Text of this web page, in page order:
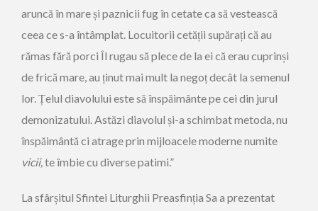
aruncă în mare și paznicii fug în cetate ca să vestească
ceea ce s-a întâmplat. Locuitorii cetății supărați că au
rămas fără porci Îl rugau să plece de la ei că erau cuprinși
de frică mare, au ținut mai mult la negoț decât la semenul
lor. Țelul diavolului este să înspăimânte pe cei din jurul
demonizatului. Astăzi diavolul și-a schimbat metoda, nu
înspăimântă ci atrage prin mijloacele moderne numite
vicii,te îmbie cu diverse patimi.”
La sfârșitul Sfintei Liturghii Preasfinția Sa a prezentat